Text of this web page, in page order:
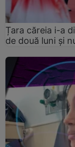
Țara căreia i-a
de două luni și